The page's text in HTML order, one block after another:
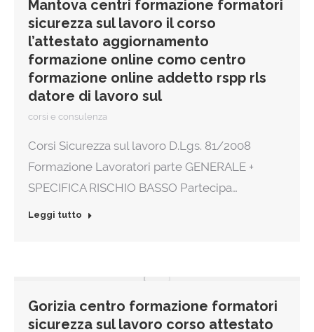
Mantova centri formazione formatori
sicurezza sul lavoro il corso
l’attestato aggiornamento
formazione online como centro
formazione online addetto rspp rls
datore di lavoro sul
corsi e consulenza
Corsi Sicurezza sul lavoro D.Lgs. 81/2008
Formazione Lavoratori parte GENERALE +
SPECIFICA RISCHIO BASSO Partecipa…
Leggi tutto
Gorizia centro formazione formatori
sicurezza sul lavoro corso attestato